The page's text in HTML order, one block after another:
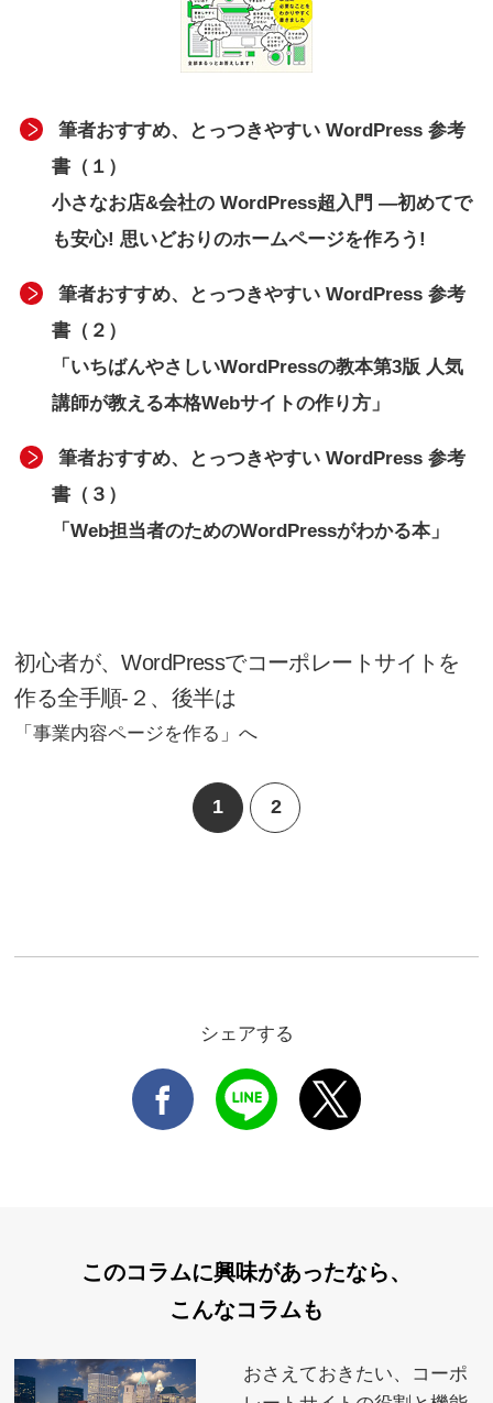
筆者おすすめ、とっつきやすい WordPress 参考
書（１）
小さなお店&会社の WordPress超入門 ―初めてで
も安心! 思いどおりのホームページを作ろう!
筆者おすすめ、とっつきやすい WordPress 参考
書（２）
「いちばんやさしいWordPressの教本第3版 人気
講師が教える本格Webサイトの作り方」
筆者おすすめ、とっつきやすい WordPress 参考
書（３）
「Web担当者のためのWordPressがわかる本」
初心者が、WordPressでコーポレートサイトを
作る全手順-２、後半は
「事業内容ページを作る」へ
1 2
シェアする
このコラムに興味があったなら、
こんなコラムも
おさえておきたい、コーポ